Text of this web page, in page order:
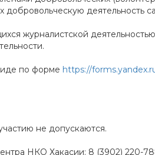
деятельность
журналистской
по форме https://
не допускаются.
НКО Хакасии: 8 (3902) 220-